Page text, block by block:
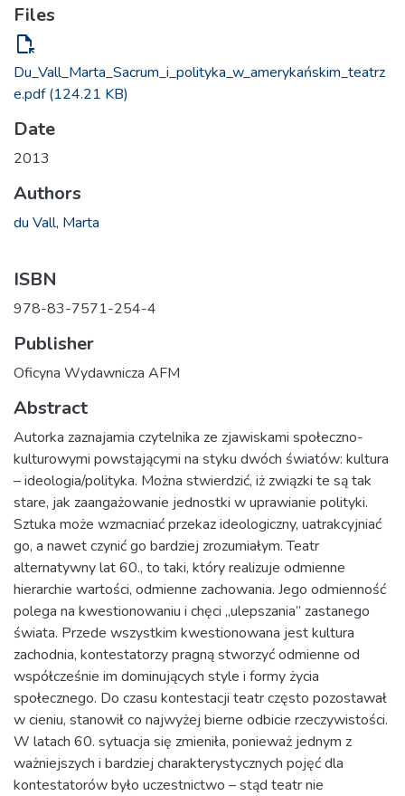
Files
file_open
Du_Vall_Marta_Sacrum_i_polityka_w_amerykańskim_teatrz
e.pdf(124.21 KB)
Date
2013
Authors
du Vall, Marta
ISBN
978-83-7571-254-4
Publisher
Oficyna Wydawnicza AFM
Abstract
Autorka zaznajamia czytelnika ze zjawiskami społeczno-
kulturowymi powstającymi na styku dwóch światów: kultura
– ideologia/polityka. Można stwierdzić, iż związki te są tak
stare, jak zaangażowanie jednostki w uprawianie polityki.
Sztuka może wzmacniać przekaz ideologiczny, uatrakcyjniać
go, a nawet czynić go bardziej zrozumiałym. Teatr
alternatywny lat 60., to taki, który realizuje odmienne
hierarchie wartości, odmienne zachowania. Jego odmienność
polega na kwestionowaniu i chęci „ulepszania” zastanego
świata. Przede wszystkim kwestionowana jest kultura
zachodnia, kontestatorzy pragną stworzyć odmienne od
współcześnie im dominujących style i formy życia
społecznego. Do czasu kontestacji teatr często pozostawał
w cieniu, stanowił co najwyżej bierne odbicie rzeczywistości.
W latach 60. sytuacja się zmieniła, ponieważ jednym z
ważniejszych i bardziej charakterystycznych pojęć dla
kontestatorów było uczestnictwo – stąd teatr nie